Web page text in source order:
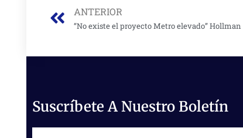
Prev
ANTERIOR
Suscríbete A Nuestro Boletín